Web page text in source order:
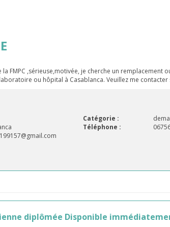
FMPC ,sérieuse,motivée, je cherche un remplacement
ou hôpital à Casablanca. Veuillez me
Catégorie :
Téléphone :
diplômée Disponible